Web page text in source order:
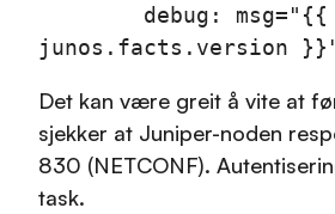
debug: msg="{{
junos.facts.version
Det kan være greit å vite at
sjekker at Juniper-noden
830 (NETCONF).
task.